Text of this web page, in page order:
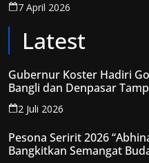
7 April 2026
Latest
Gubernur Koster Hadiri
Bangli dan Denpasar
Spiritual
2 Juli 2026
Pesona Seririt 2026
Bangkitkan Semangat